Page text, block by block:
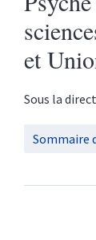
et
Sous la
Sommaire